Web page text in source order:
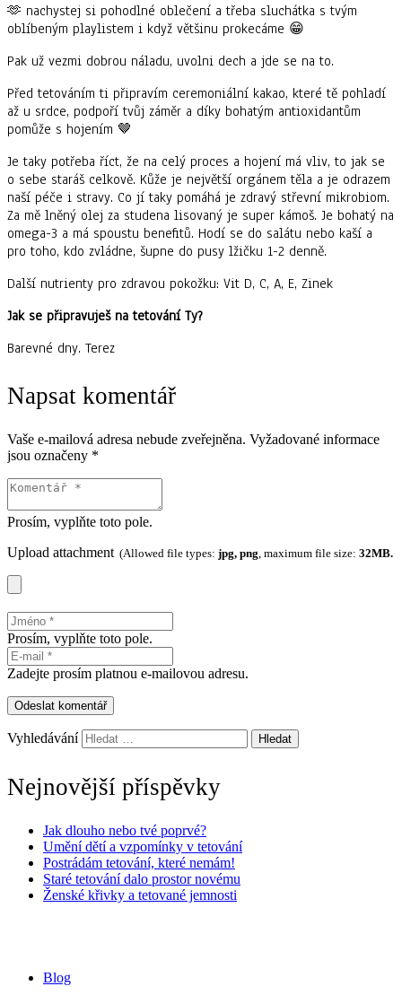
🫶 nachystej si pohodlné oblečení a třeba sluchátka s tvým
oblíbeným playlistem i když většinu prokecáme 😁
Pak už vezmi dobrou náladu, uvolni dech a jde se na to.
Před tetováním ti připravím ceremoniální kakao, které tě pohladí
až u srdce, podpoří tvůj záměr a díky bohatým antioxidantům
pomůže s hojením 🤎
Je taky potřeba říct, že na celý proces a hojení má vliv, to jak se
o sebe staráš celkově. Kůže je největší orgánem těla a je odrazem
naší péče i stravy. Co jí taky pomáhá je zdravý střevní mikrobiom.
Za mě lněný olej za studena lisovaný je super kámoš. Je bohatý na
omega-3 a má spoustu benefitů. Hodí se do salátu nebo kaší a
pro toho, kdo zvládne, šupne do pusy lžičku 1-2 denně.
Další nutrienty pro zdravou pokožku: Vit D, C, A, E, Zinek
Jak se připravuješ na tetování Ty?
Barevné dny. Terez
Napsat komentář
Vaše e-mailová adresa nebude zveřejněna. Vyžadované informace
jsou označeny *
Prosím, vyplňte toto pole.
Upload attachment(Allowed file types: jpg, png, maximum file size: 32MB.
Prosím, vyplňte toto pole.
Zadejte prosím platnou e-mailovou adresu.
Odeslat komentář
Vyhledávání
Nejnovější příspěvky
Jak dlouho nebo tvé poprvé?
Umění dětí a vzpomínky v tetování
Postrádám tetování, které nemám!
Staré tetování dalo prostor novému
Ženské křivky a tetované jemnosti
Blog